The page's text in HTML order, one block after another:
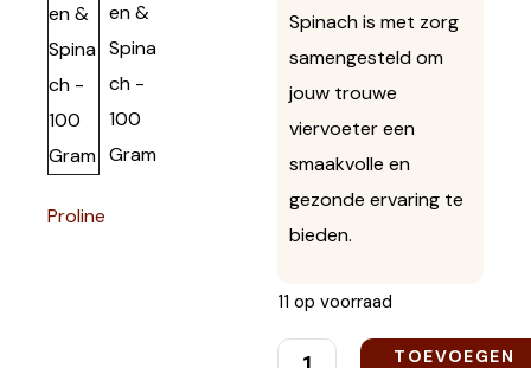
Proline
Spinach is met zorg
samengesteld om
jouw trouwe
viervoeter een
smaakvolle en
gezonde ervaring te
bieden.
11 op voorraad
TOEVOEGEN